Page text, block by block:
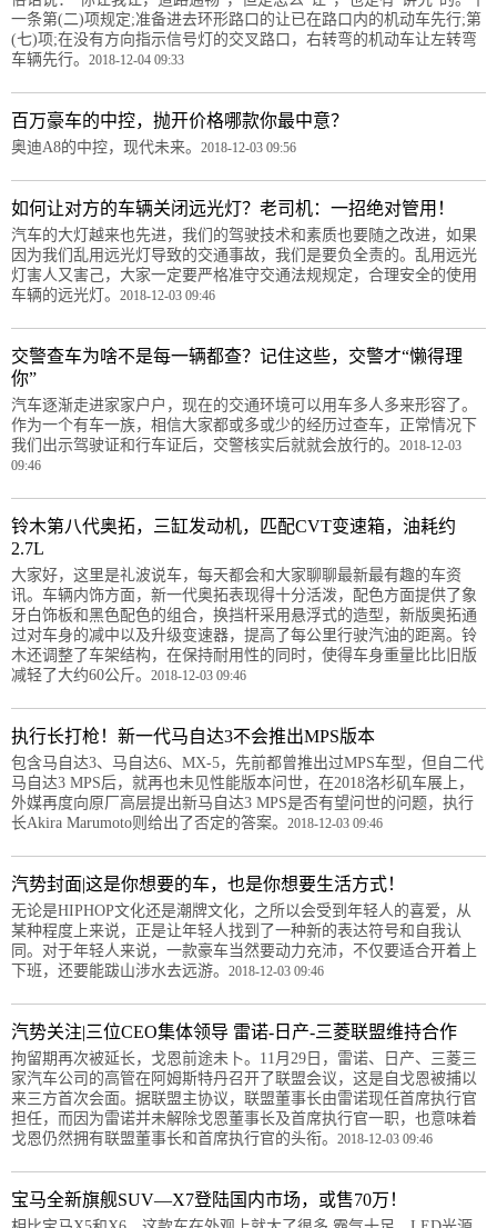
一条第(二)项规定;准备进去环形路口的让已在路口内的机动车先行;第
(七)项;在没有方向指示信号灯的交叉路口，右转弯的机动车让左转弯
车辆先行。 2018-12-04 09:33
百万豪车的中控，抛开价格哪款你最中意？
奥迪A8的中控，现代未来。 2018-12-03 09:56
如何让对方的车辆关闭远光灯？老司机：一招绝对管用！
汽车的大灯越来也先进，我们的驾驶技术和素质也要随之改进，如果
因为我们乱用远光灯导致的交通事故，我们是要负全责的。乱用远光
灯害人又害己，大家一定要严格准守交通法规规定，合理安全的使用
车辆的远光灯。 2018-12-03 09:46
交警查车为啥不是每一辆都查？记住这些，交警才“懒得理
你”
汽车逐渐走进家家户户，现在的交通环境可以用车多人多来形容了。
作为一个有车一族，相信大家都或多或少的经历过查车，正常情况下
我们出示驾驶证和行车证后，交警核实后就就会放行的。 2018-12-03
09:46
铃木第八代奥拓，三缸发动机，匹配CVT变速箱，油耗约
2.7L
大家好，这里是礼波说车，每天都会和大家聊聊最新最有趣的车资
讯。车辆内饰方面，新一代奥拓表现得十分活泼，配色方面提供了象
牙白饰板和黑色配色的组合，换挡杆采用悬浮式的造型，新版奥拓通
过对车身的减中以及升级变速器，提高了每公里行驶汽油的距离。铃
木还调整了车架结构，在保持耐用性的同时，使得车身重量比比旧版
减轻了大约60公斤。 2018-12-03 09:46
执行长打枪！新一代马自达3不会推出MPS版本
包含马自达3、马自达6、MX-5，先前都曾推出过MPS车型，但自二代
马自达3 MPS后，就再也未见性能版本问世，在2018洛杉矶车展上，
外媒再度向原厂高层提出新马自达3 MPS是否有望问世的问题，执行
长Akira Marumoto则给出了否定的答案。 2018-12-03 09:46
汽势封面|这是你想要的车，也是你想要生活方式！
无论是HIPHOP文化还是潮牌文化，之所以会受到年轻人的喜爱，从
某种程度上来说，正是让年轻人找到了一种新的表达符号和自我认
同。对于年轻人来说，一款豪车当然要动力充沛，不仅要适合开着上
下班，还要能跋山涉水去远游。 2018-12-03 09:46
汽势关注|三位CEO集体领导 雷诺-日产-三菱联盟维持合作
拘留期再次被延长，戈恩前途未卜。11月29日，雷诺、日产、三菱三
家汽车公司的高管在阿姆斯特丹召开了联盟会议，这是自戈恩被捕以
来三方首次会面。据联盟主协议，联盟董事长由雷诺现任首席执行官
担任，而因为雷诺并未解除戈恩董事长及首席执行官一职，也意味着
戈恩仍然拥有联盟董事长和首席执行官的头衔。 2018-12-03 09:46
宝马全新旗舰SUV—X7登陆国内市场，或售70万！